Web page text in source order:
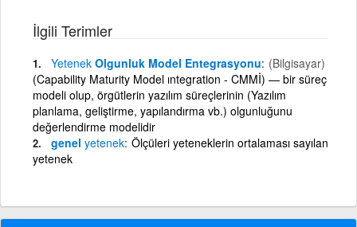
İlgili Terimler
Yetenek Olgunluk Model Entegrasyonu (Bilgisayar)
(Capability Maturity Model ıntegration - CMMİ) — bir süreç
modeli olup, örgütlerin yazılım süreçlerinin (Yazılım
planlama, geliştirme, yapılandırma vb.) olgunluğunu
değerlendirme modelidir
genel yetenek Ölçüleri yeteneklerin ortalaması sayılan
yetenek